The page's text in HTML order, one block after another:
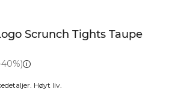
Scrunch Tights Taupe
40%)
Høyt liv.